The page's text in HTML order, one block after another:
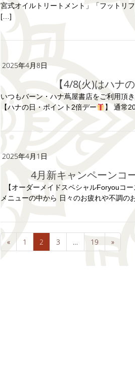
宮式オイルトリートメント」「フットリ
[…]
2025年4月8日
【4/8(火)はハナ
いつもバーン・ハナ蔦屋書店をご利用頂
【ハナの日・ポイント2倍デー
】 通常
2025年4月1日
4月新キャンペーンコ
【オーダーメイドスペシャルForyouコ
メニューの中から 日々のお疲れや不調
« 1 2 3 … 19 »